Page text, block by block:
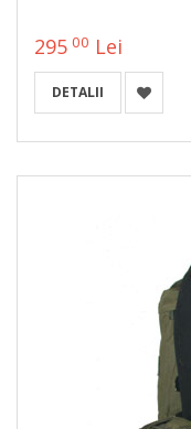
295 00 Lei
DETALII